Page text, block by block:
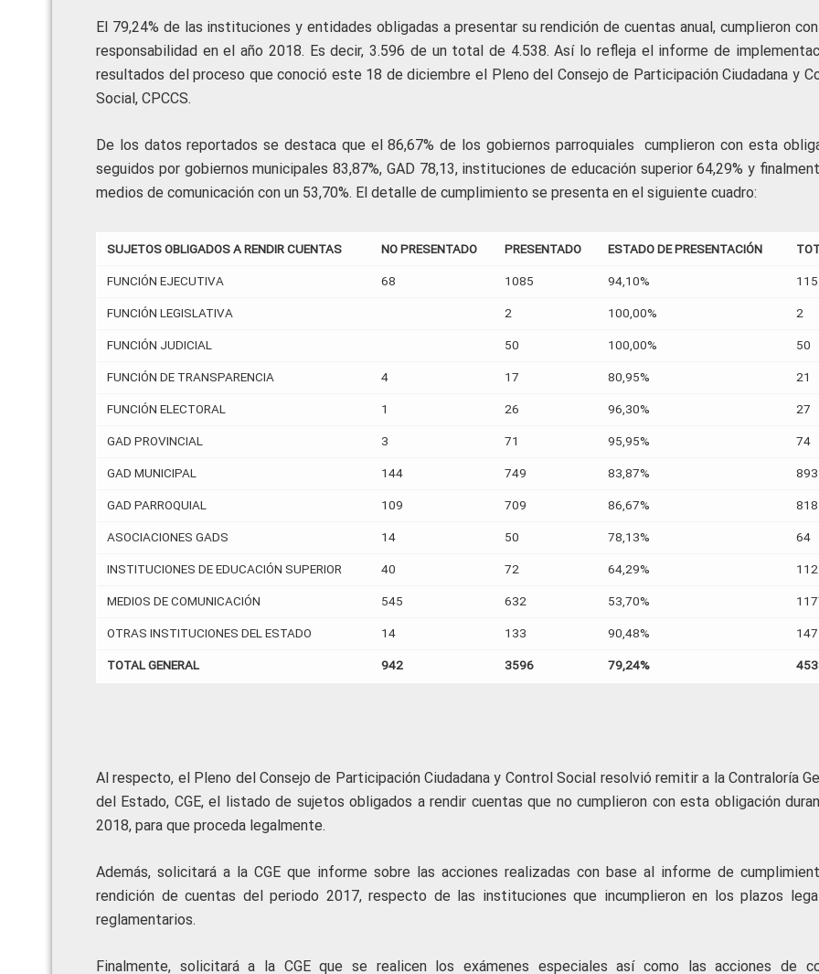
El 79,24% de las instituciones y entidades obligadas a presentar su rendición de cuentas anual, cumplieron
responsabilidad en el año 2018. Es decir, 3.596 de un total de 4.538. Así lo refleja el informe de
resultados del proceso que conoció este 18 de diciembre el Pleno del Consejo de Participación Ciudadana y
Social, CPCCS.
De los datos reportados se destaca que el 86,67% de los gobiernos parroquiales cumplieron con esta
seguidos por gobiernos municipales 83,87%, GAD 78,13, instituciones de educación superior 64,29% y
medios de comunicación con un 53,70%. El detalle de cumplimiento se presenta en el siguiente cuadro:
SUJETOS OBLIGADOS A RENDIR CUENTAS NO PRESENTADO PRESENTADO ESTADO DE PRESENTACIÓN
FUNCIÓN EJECUTIVA 68 1085 94,10%
FUNCIÓN LEGISLATIVA 2 100,00% 2
FUNCIÓN JUDICIAL 50 100,00% 50
FUNCIÓN DE TRANSPARENCIA 4 17 80,95% 21
FUNCIÓN ELECTORAL 1 26 96,30% 27
GAD PROVINCIAL 3 71 95,95% 74
GAD MUNICIPAL 144 749 83,87% 893
GAD PARROQUIAL 109 709 86,67% 818
ASOCIACIONES GADS 14 50 78,13% 64
INSTITUCIONES DE EDUCACIÓN SUPERIOR 40 72 64,29% 112
MEDIOS DE COMUNICACIÓN 545 632 53,70%
OTRAS INSTITUCIONES DEL ESTADO 14 133 90,48% 147
TOTAL GENERAL 942 3596 79,24%
Al respecto, el Pleno del Consejo de Participación Ciudadana y Control Social resolvió remitir a la Contraloría
del Estado, CGE, el listado de sujetos obligados a rendir cuentas que no cumplieron con esta obligación
2018, para que proceda legalmente.
Además, solicitará a la CGE que informe sobre las acciones realizadas con base al informe de
rendición de cuentas del periodo 2017, respecto de las instituciones que incumplieron en los plazos
reglamentarios.
Finalmente, solicitará a la CGE que se realicen los exámenes especiales así como las acciones de